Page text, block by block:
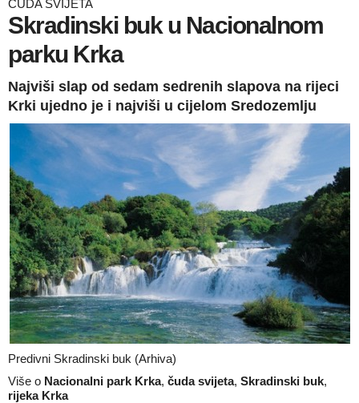
ČUDA SVIJETA
Skradinski buk u Nacionalnom
parku Krka
Najviši slap od sedam sedrenih slapova na rijeci
Krki ujedno je i najviši u cijelom Sredozemlju
Predivni Skradinski buk (Arhiva)
Više o Nacionalni park Krka, čuda svijeta, Skradinski buk,
rijeka Krka